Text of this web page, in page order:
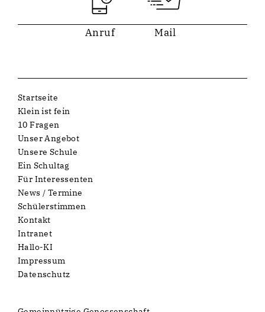
Anruf Mail
Startseite
Klein ist fein
10 Fragen
Unser Angebot
Unsere Schule
Ein Schultag
Für Interessenten
News / Termine
Schülerstimmen
Kontakt
Intranet
Hallo-KI
Impressum
Datenschutz